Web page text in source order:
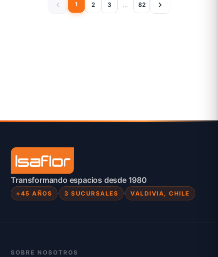
1
2 3 … 82
Transformando espacios desde 1980
+45 AÑOS 3 SUCURSALES VALDIVIA, CHILE
SOBRE NOSOTROS